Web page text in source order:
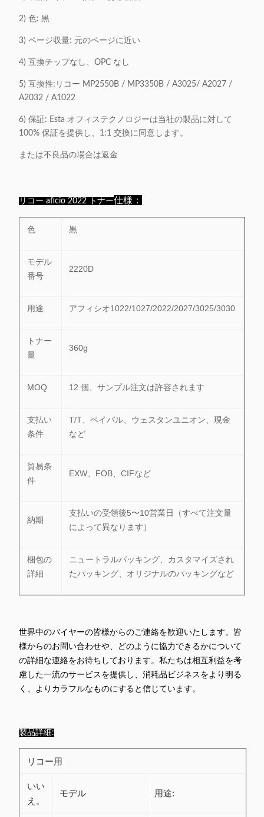
2) 色: 黒
3) ページ収量: 元のページに近い
4) 互換チップなし、OPC なし
5) 互換性: リコー MP2550B / MP3350B / A3025/ A2027 /
A2032 / A1022
6) 保証: Esta オフィステクノロジーは当社の製品に対して
100% 保証を提供し、1:1 交換に同意します。
または不良品の場合は返金
リコー aficio 2022 トナー仕様：
色 黒
モデル
番号
2220D
用途 アフィシオ1022/1027/2022/2027/3025/3030
トナー
量
360g
MOQ 12 個、サンプル注文は許容されます
支払い
条件
T/T、ペイパル、ウェスタンユニオン、現金
など
貿易条
件
EXW、FOB、CIFなど
納期
支払いの受領後5〜10営業日（すべて注文量
によって異なります）
梱包の
詳細
ニュートラルパッキング、カスタマイズされ
たパッキング、オリジナルのパッキングなど
世界中のバイヤーの皆様からのご連絡を歓迎いたします。皆
様からのお問い合わせや、どのように協力できるかについて
の詳細な連絡をお待ちしております。私たちは相互利益を考
慮した一流のサービスを提供し、消耗品ビジネスをより明る
く、よりカラフルなものにすると信じています。
製品詳細:
リコー用
いい
え。
モデル 用途: